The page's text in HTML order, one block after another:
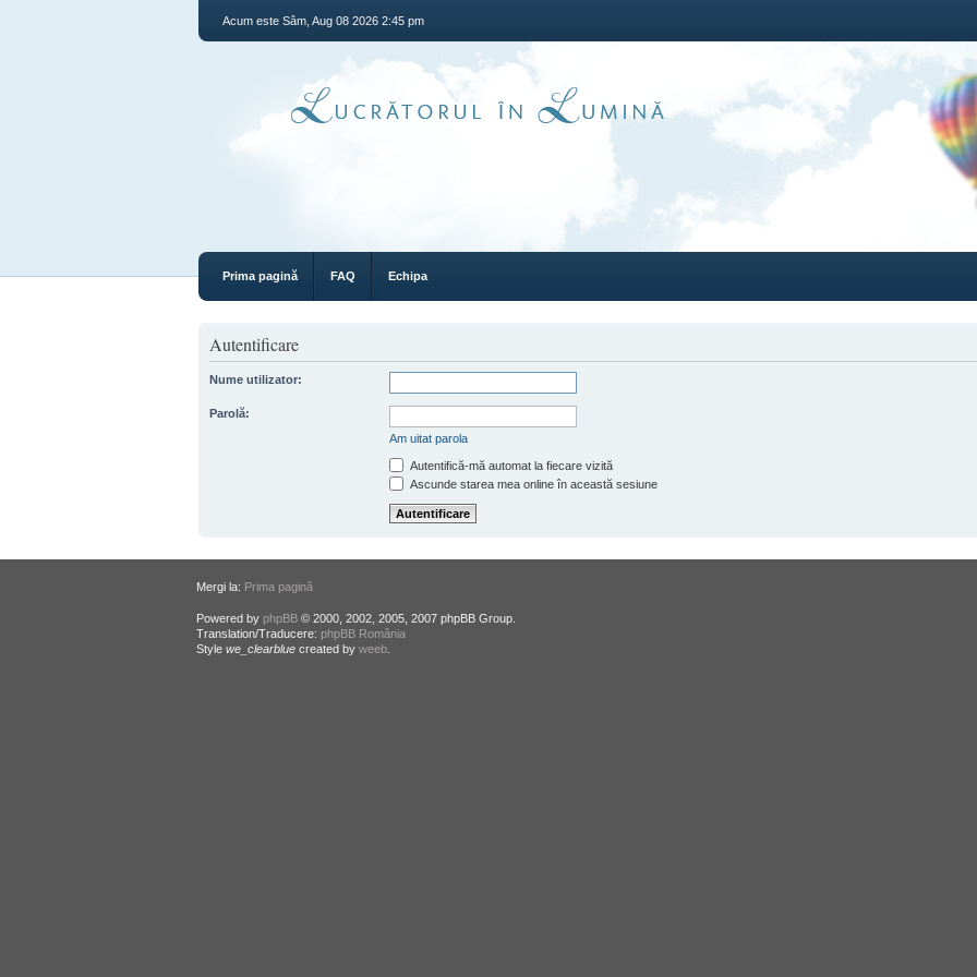
Acum este Sâm, Aug 08 2026 2:45 pm
Prima pagină FAQ Echipa
Autentificare
Nume utilizator:
Parolă:
Am uitat parola
Autentifică-mă automat la fiecare vizită
Ascunde starea mea online în această sesiune
Mergi la: Prima pagină
Powered by phpBB© 2000, 2002, 2005, 2007 phpBB Group.
Translation/Traducere: phpBB România
Style we_clearbluecreated by weeb.